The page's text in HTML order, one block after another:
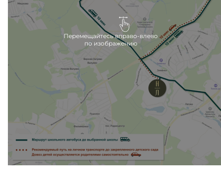
луг.
Перемещайтесь вправо-влево
по изображению